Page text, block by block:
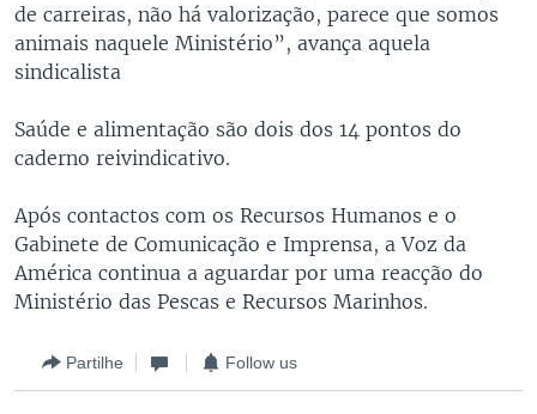
de carreiras, não há valorização, parece que somos
animais naquele Ministério”, avança aquela
sindicalista
Saúde e alimentação são dois dos 14 pontos do
caderno reivindicativo.
Após contactos com os Recursos Humanos e o
Gabinete de Comunicação e Imprensa, a Voz da
América continua a aguardar por uma reacção do
Ministério das Pescas e Recursos Marinhos.
Partilhe Follow us